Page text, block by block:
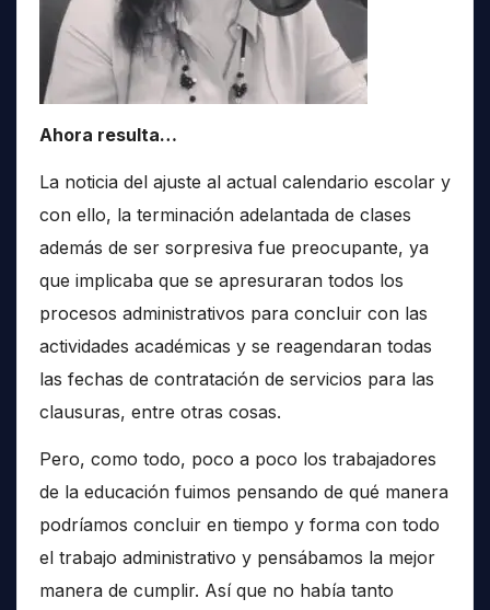
Ahora resulta…
La noticia del ajuste al actual calendario escolar y
con ello, la terminación adelantada de clases
además de ser sorpresiva fue preocupante, ya
que implicaba que se apresuraran todos los
procesos administrativos para concluir con las
actividades académicas y se reagendaran todas
las fechas de contratación de servicios para las
clausuras, entre otras cosas.
Pero, como todo, poco a poco los trabajadores
de la educación fuimos pensando de qué manera
podríamos concluir en tiempo y forma con todo
el trabajo administrativo y pensábamos la mejor
manera de cumplir. Así que no había tanto